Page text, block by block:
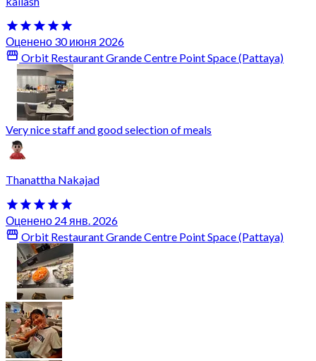
Оценено 30 июня 2026
Orbit Restaurant Grande Centre Point Space (Pattaya)
Very nice staff and good selection of meals
Thanattha Nakajad
Оценено 24 янв. 2026
Orbit Restaurant Grande Centre Point Space (Pattaya)